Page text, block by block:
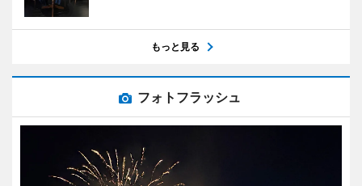
もっと見る
フォトフラッシュ